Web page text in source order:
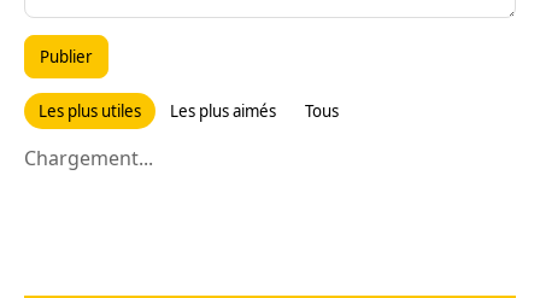
Publier
Les plus utiles Les plus aimés Tous
Chargement...